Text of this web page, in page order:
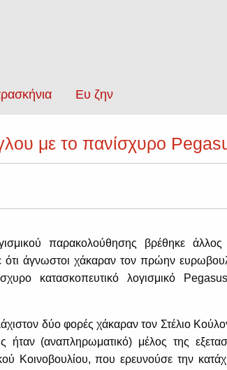
Ευ ζην
με το πανίσχυρο
παρακολούθησης βρέθηκε άλλος
ότι άγνωστοι χάκαραν τον πρώην
κατασκοπευτικό λογισμικό
δύο φορές χάκαραν τον Στέλιο
(αναπληρωματικό) μέλος της
Κοινοβουλίου, που ερευνούσε την